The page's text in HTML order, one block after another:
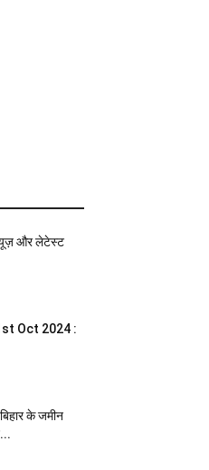
और लेटेस्ट
Oct 2024 :
के जमीन